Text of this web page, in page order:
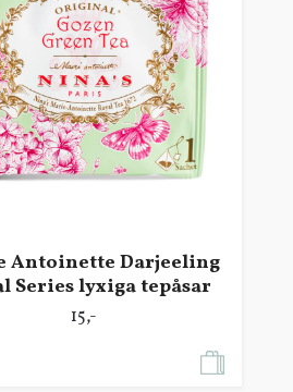
Antoinette Darjeeling
Series lyxiga tepåsar
15,-